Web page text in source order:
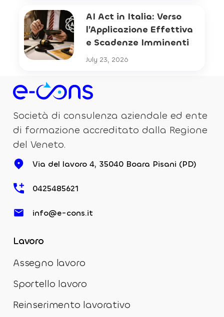
AI Act in Italia: Verso
l’Applicazione Effettiva
e Scadenze Imminenti
July 23, 2026
Società di consulenza aziendale ed ente
di formazione accreditato dalla Regione
del Veneto.
Via del lavoro 4, 35040 Boara Pisani (PD)
0425485621
info@e-cons.it
Lavoro
Assegno lavoro
Sportello lavoro
Reinserimento lavorativo